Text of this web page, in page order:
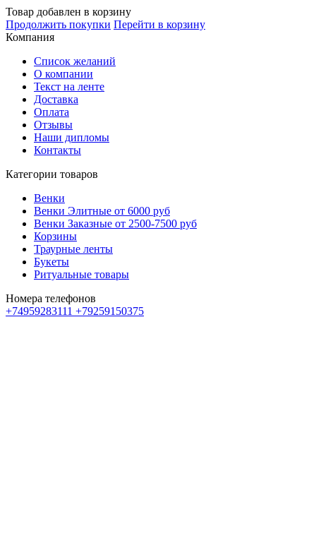
Товар добавлен в корзину
Продолжить покупки Перейти в корзину
Компания
Список желаний
О компании
Текст на ленте
Доставка
Оплата
Отзывы
Наши дипломы
Контакты
Категории товаров
Венки
Венки Элитные от 6000 руб
Венки Заказные от 2500-7500 руб
Корзины
Траурные ленты
Букеты
Ритуальные товары
Номера телефонов
+74959283111 +79259150375